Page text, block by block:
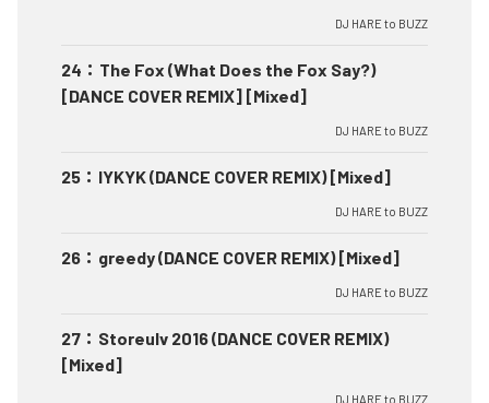
DJ HARE to BUZZ
24 ： The Fox (What Does the Fox Say?)
[DANCE COVER REMIX] [Mixed]
DJ HARE to BUZZ
25 ： IYKYK (DANCE COVER REMIX) [Mixed]
DJ HARE to BUZZ
26 ： greedy (DANCE COVER REMIX) [Mixed]
DJ HARE to BUZZ
27 ： Storeulv 2016 (DANCE COVER REMIX)
[Mixed]
DJ HARE to BUZZ